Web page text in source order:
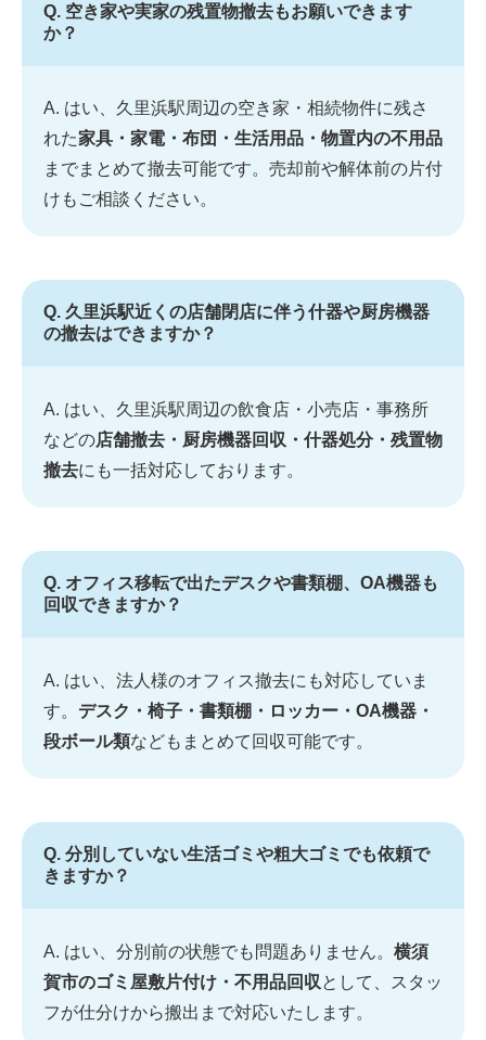
Q. 空き家や実家の残置物撤去もお願いできます
か？
A. はい、久里浜駅周辺の空き家・相続物件に残さ
れた家具・家電・布団・生活用品・物置内の不用品
までまとめて撤去可能です。売却前や解体前の片付
けもご相談ください。
Q. 久里浜駅近くの店舗閉店に伴う什器や厨房機器
の撤去はできますか？
A. はい、久里浜駅周辺の飲食店・小売店・事務所
などの店舗撤去・厨房機器回収・什器処分・残置物
撤去にも一括対応しております。
Q. オフィス移転で出たデスクや書類棚、OA機器も
回収できますか？
A. はい、法人様のオフィス撤去にも対応していま
す。 デスク・椅子・書類棚・ロッカー・OA機器・
段ボール類などもまとめて回収可能です。
Q. 分別していない生活ゴミや粗大ゴミでも依頼で
きますか？
A. はい、分別前の状態でも問題ありません。 横須
賀市のゴミ屋敷片付け・不用品回収 として、スタッ
フが仕分けから搬出まで対応いたします。